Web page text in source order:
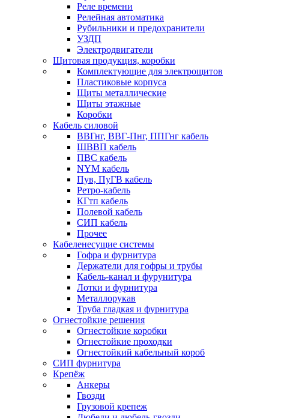
Реле времени
Релейная автоматика
Рубильники и предохранители
УЗДП
Электродвигатели
Щитовая продукция, коробки
Комплектующие для электрощитов
Пластиковые корпуса
Щиты металлические
Щиты этажные
Коробки
Кабель силовой
ВВГнг, ВВГ-Пнг, ППГнг кабель
ШВВП кабель
ПВС кабель
NYM кабель
Пув, ПуГВ кабель
Ретро-кабель
КГтп кабель
Полевой кабель
СИП кабель
Прочее
Кабеленесущие системы
Гофра и фурнитура
Держатели для гофры и трубы
Кабель-канал и фурунитура
Лотки и фурнитура
Металлорукав
Труба гладкая и фурнитура
Огнестойкие решения
Огнестойкие коробки
Огнестойкие проходки
Огнестойкий кабельный короб
СИП фурнитура
Крепёж
Анкеры
Гвозди
Грузовой крепеж